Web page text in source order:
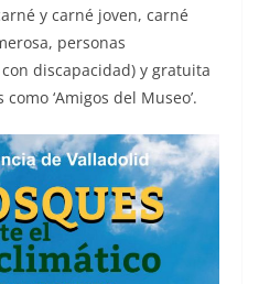
y carné joven, carné
personas
discapacidad) y gratuita
‘Amigos del Museo’.